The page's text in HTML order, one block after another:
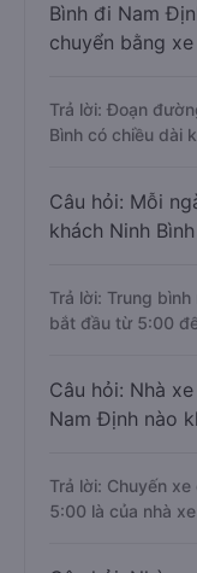
Bình đi Nam
chuyển bằng
Trả lời: Đoạn
Bình có chiều dài
Câu hỏi: Mỗi
khách Ninh
Trả lời: Trung
bắt đầu từ 5:00
Câu hỏi: Nhà
Nam Định nào
Trả lời: Chuyến
5:00 là của nhà